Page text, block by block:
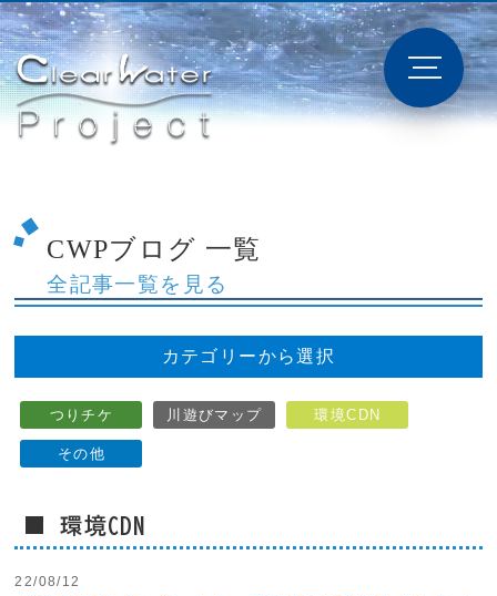
CWPブログ 一覧
全記事一覧を見る
カテゴリーから選択
つりチケ 川遊びマップ 環境CDN
その他
■ 環境CDN
22/08/12